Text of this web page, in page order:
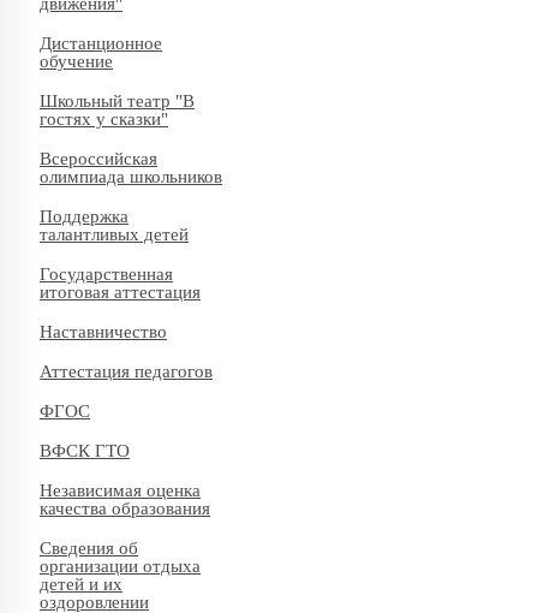
Дистанционное
обучение
Школьный театр "В
гостях у сказки"
Всероссийская
олимпиада школьников
Поддержка
талантливых детей
Государственная
итоговая аттестация
Наставничество
Аттестация педагогов
ФГОС
ВФСК ГТО
Независимая оценка
качества образования
Сведения об
организации отдыха
детей и их
оздоровлении